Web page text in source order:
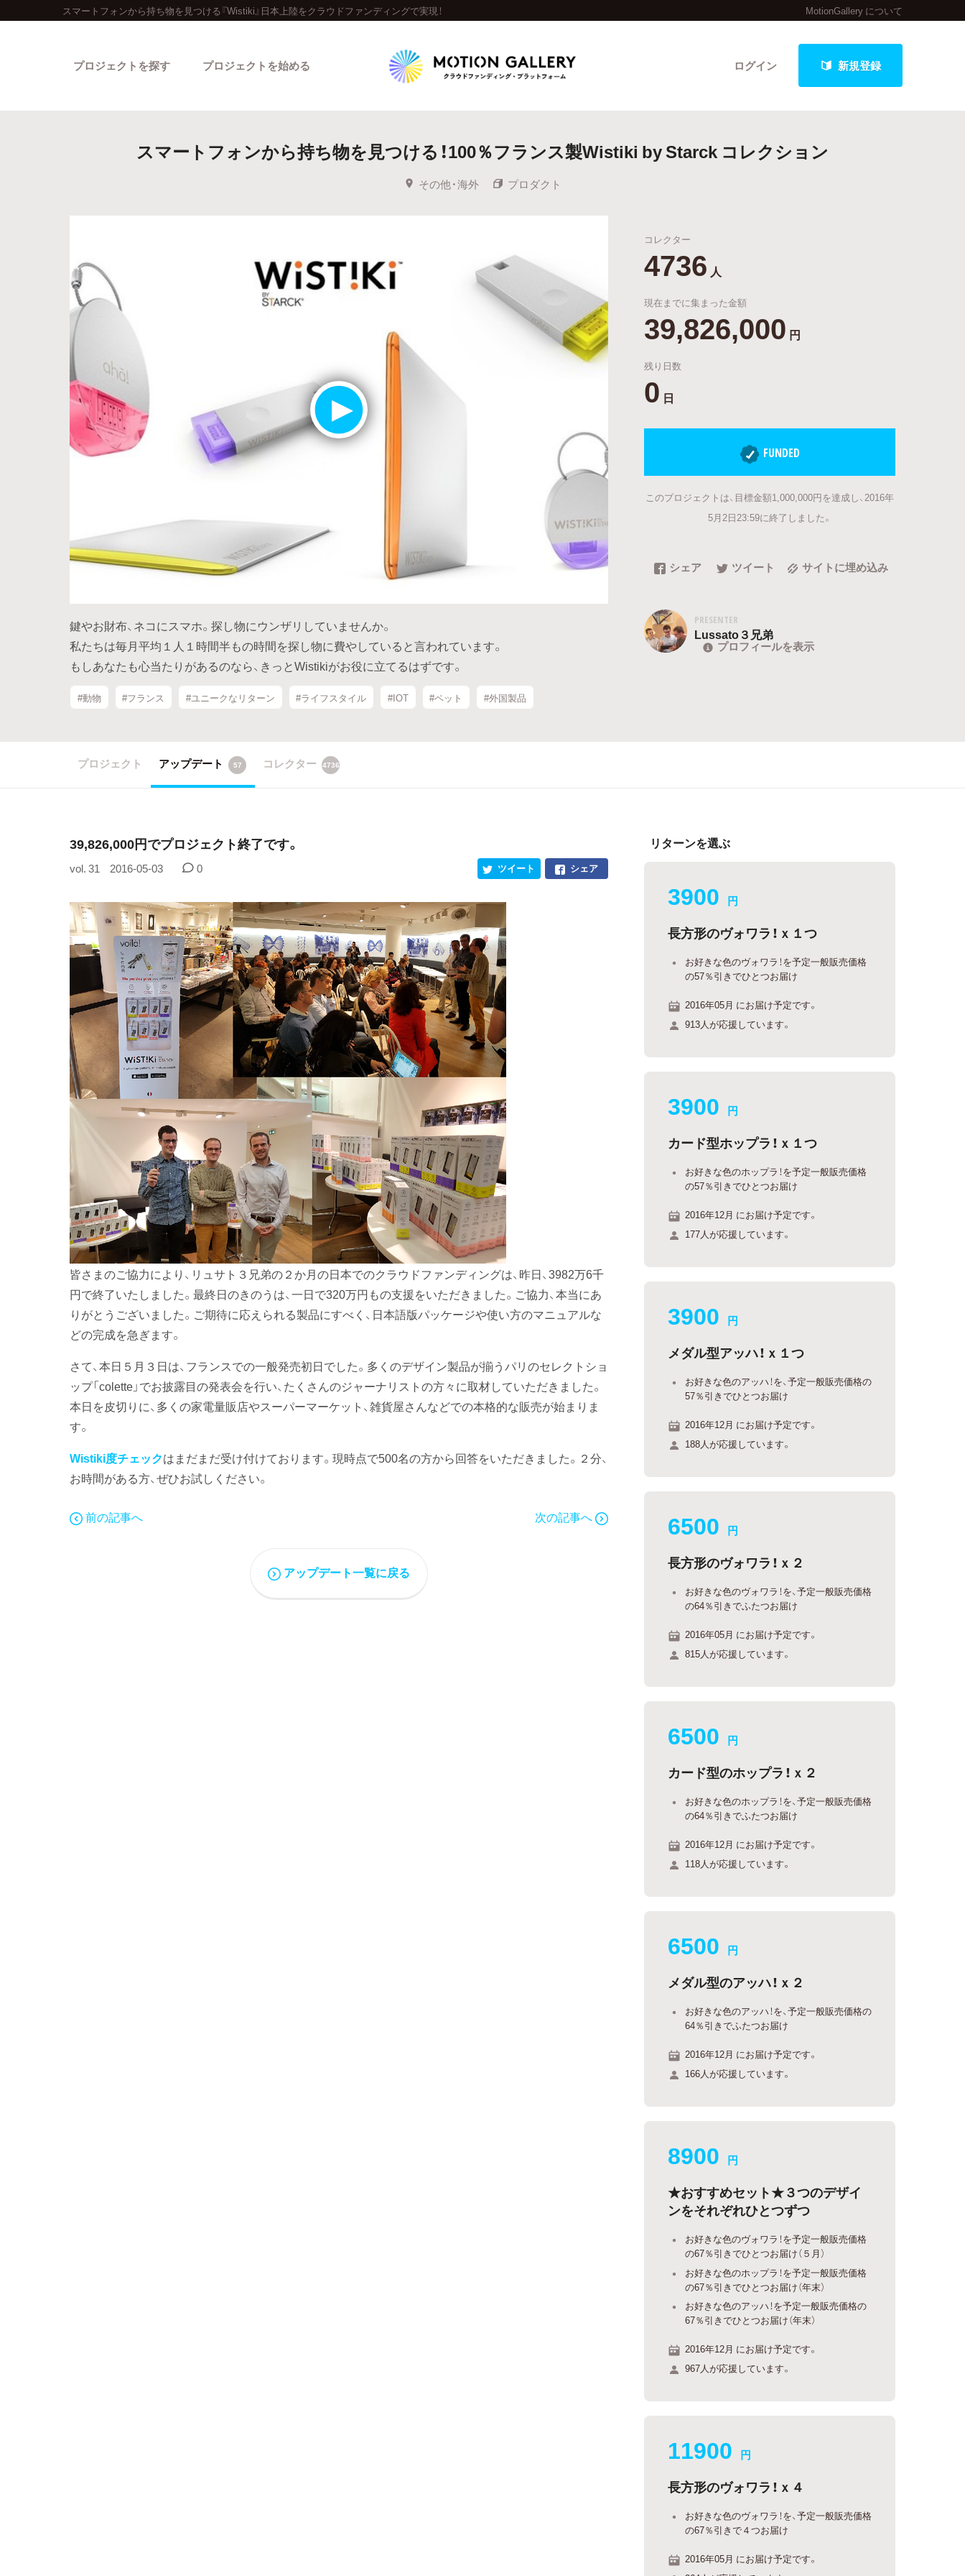
スマートフォンから持ち物を見つける『Wistiki』日本上陸をクラウドファンディングで実現！ MotionGallery について
ログイン 新規登録
プロジェクトを探す
人気のプロジェクト 新着プロジェクト 終了間近のプロジェクト
最新進捗報告から探す
Legendary
調達額が大きいプロジェクト
プロジェクトを始める
スマートフォンから持ち物を見つける！100％フランス製Wistiki by Starck コレクション
その他・海外 プロダクト
鍵やお財布、ネコにスマホ。探し物にウンザリしていませんか。
私たちは毎月平均１人１時間半もの時間を探し物に費やしていると言われています。
もしあなたも心当たりがあるのなら、きっとWistikiがお役に立てるはずです。
#動物 #フランス #ユニークなリターン #ライフスタイル #IOT #ペット #外国製品
コレクター
4736 人
現在までに集まった金額
39,826,000 円
残り日数
0 日
FUNDED
このプロジェクトは、目標金額1,000,000円を達成し、2016年
5月2日23:59に終了しました。
シェア ツイート サイトに埋め込み
PRESENTER
Lussato３兄弟
プロフィールを表示
プロジェクト アップデート 57 コレクター 4736
39,826,000円でプロジェクト終了です。
vol. 31 2016-05-03 0 シェア
ツイート
皆さまのご協力により、リュサト３兄弟の２か月の日本でのクラウドファンディングは、昨日、3982万6千
円で終了いたしました。最終日のきのうは、一日で320万円もの支援をいただきました。ご協力、本当にあ
りがとうございました。ご期待に応えられる製品にすべく、日本語版パッケージや使い方のマニュアルな
どの完成を急ぎます。
さて、本日５月３日は、フランスでの一般発売初日でした。多くのデザイン製品が揃うパリのセレクトショ
ップ「colette」でお披露目の発表会を行い、たくさんのジャーナリストの方々に取材していただきました。
本日を皮切りに、多くの家電量販店やスーパーマーケット、雑貨屋さんなどでの本格的な販売が始まりま
す。
Wistiki度チェックはまだまだ受け付けております。現時点で500名の方から回答をいただきました。２分、
お時間がある方、ぜひお試しください。
前の記事へ 次の記事へ
アップデート一覧に戻る
リターンを選ぶ
3900 円
長方形のヴォワラ！ｘ１つ
お好きな色のヴォワラ！を予定一般販売価格
の57％引きでひとつお届け
2016年05月 にお届け予定です。
913人が応援しています。
3900 円
カード型ホップラ！ｘ１つ
お好きな色のホップラ！を予定一般販売価格
の57％引きでひとつお届け
2016年12月 にお届け予定です。
177人が応援しています。
3900 円
メダル型アッハ！ｘ１つ
お好きな色のアッハ！を、予定一般販売価格の
57％引きでひとつお届け
2016年12月 にお届け予定です。
188人が応援しています。
6500 円
長方形のヴォワラ！ｘ２
お好きな色のヴォワラ！を、予定一般販売価格
の64％引きでふたつお届け
2016年05月 にお届け予定です。
815人が応援しています。
6500 円
カード型のホップラ！ｘ２
お好きな色のホップラ！を、予定一般販売価格
の64％引きでふたつお届け
2016年12月 にお届け予定です。
118人が応援しています。
6500 円
メダル型のアッハ！ｘ２
お好きな色のアッハ！を、予定一般販売価格の
64％引きでふたつお届け
2016年12月 にお届け予定です。
166人が応援しています。
8900 円
★おすすめセット★３つのデザイ
ンをそれぞれひとつずつ
お好きな色のヴォワラ！を予定一般販売価格
の67％引きでひとつお届け（５月）
お好きな色のホップラ！を予定一般販売価格
の67％引きでひとつお届け（年末）
お好きな色のアッハ！を予定一般販売価格の
67％引きでひとつお届け（年末）
2016年12月 にお届け予定です。
967人が応援しています。
11900 円
長方形のヴォワラ！ｘ４
お好きな色のヴォワラ！を、予定一般販売価格
の67％引きで４つお届け
2016年05月 にお届け予定です。